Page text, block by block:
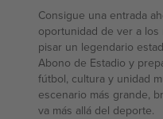
Consigue una entrada
oportunidad de ver a
pisar un legendario
Abono de Estadio y
fútbol, cultura y unidad
escenario más grande,
va más allá del deporte.